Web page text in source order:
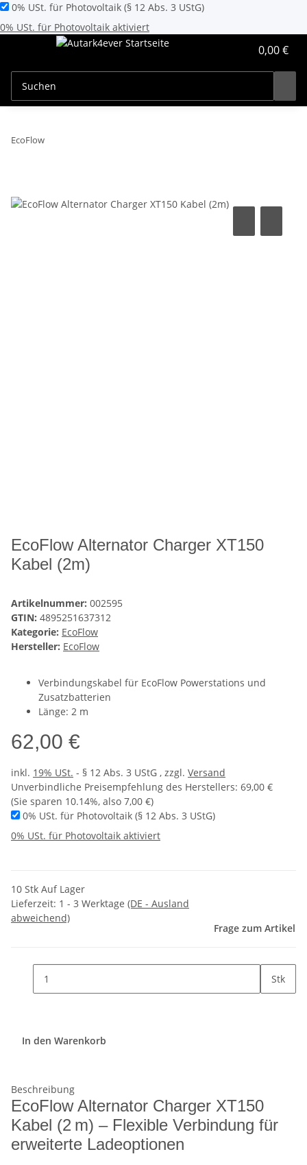
0% USt. für Photovoltaik (§ 12 Abs. 3 UStG)
0% USt. für Photovoltaik aktiviert
0,00 €
EcoFlow
EcoFlow Alternator Charger XT150
Kabel (2m)
Artikelnummer: 002595
GTIN: 4895251637312
Kategorie: EcoFlow
Hersteller: EcoFlow
Verbindungskabel für EcoFlow Powerstations und
Zusatzbatterien
Länge: 2 m
62,00 €
inkl. 19% USt. - § 12 Abs. 3 UStG , zzgl. Versand
Unverbindliche Preisempfehlung des Herstellers: 69,00 €
(Sie sparen 10.14%, also 7,00 €)
0% USt. für Photovoltaik (§ 12 Abs. 3 UStG)
0% USt. für Photovoltaik aktiviert
10 Stk Auf Lager
Lieferzeit: 1 - 3 Werktage (DE - Ausland
abweichend)
Frage zum Artikel
Stk
In den Warenkorb
Beschreibung
EcoFlow Alternator Charger XT150
Kabel (2 m) – Flexible Verbindung für
erweiterte Ladeoptionen